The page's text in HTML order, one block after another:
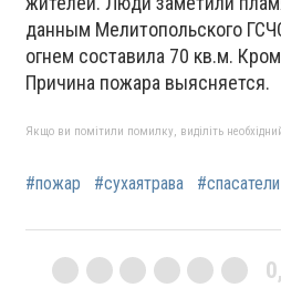
данным Мелитопольского
огнем составила 70 кв.м.
Причина пожара выясняется.
Якщо ви помітили помилку, виділіть
#пожар #сухаятрава #спасатели